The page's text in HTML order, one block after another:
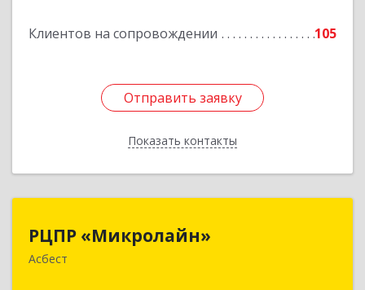
Клиентов на сопровождении 105
Отправить заявку
Показать контакты
Отправить заявку
Назад
РЦПР «Микролайн»
Асбест
РЦПР «Микролайн»
624272, Свердловская обл, Асбест г, имени В.И.